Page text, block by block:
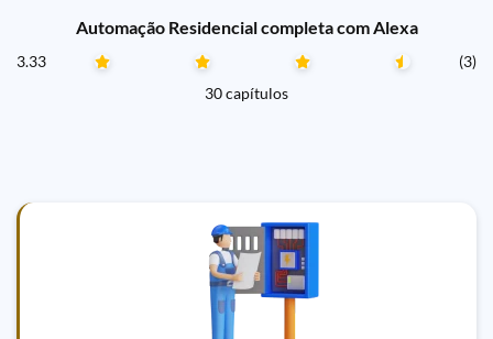
Automação Residencial completa com Alexa
3.33
(3)
30 capítulos